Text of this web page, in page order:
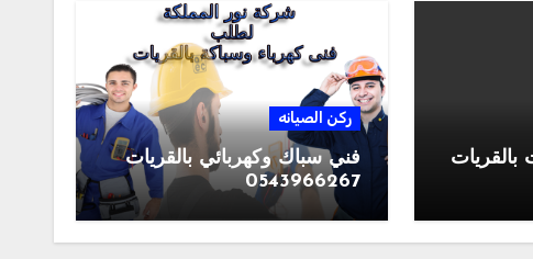
ركن الصيانه
فني سباك وكهربائي بالقريات
0543966267